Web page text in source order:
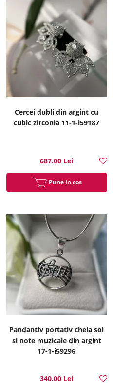
Cercei dubli din argint cu
cubic zirconia 11-1-i59187
687.00 Lei
Pune in cos
Pandantiv portativ cheia sol
si note muzicale din argint
17-1-i59296
340.00 Lei